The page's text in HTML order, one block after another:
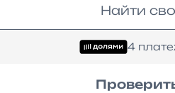
Найти
4